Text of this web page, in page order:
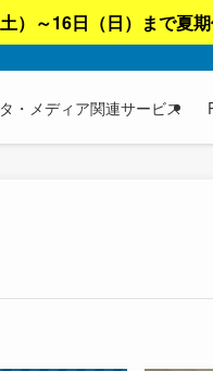
）～16日（日）まで夏
・メディア関連サービス